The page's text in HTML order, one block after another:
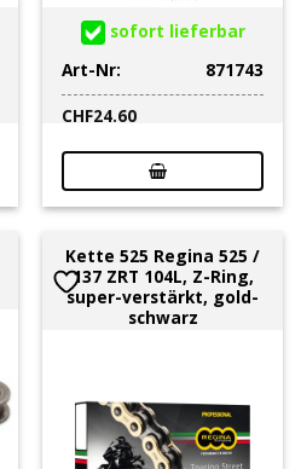
sofort lieferbar
Art-Nr:
871743
CHF24.60
Kette 525 Regina 525 /
137 ZRT 104L, Z-Ring,
super-verstärkt, gold-
schwarz